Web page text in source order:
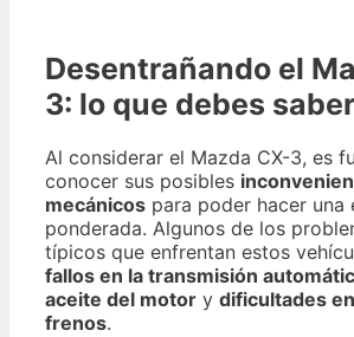
Desentrañando el
3: lo que debes saber
Al considerar el Mazda CX-3, es
conocer sus posibles
mecánicos para poder hacer una
ponderada. Algunos de los
típicos que enfrentan estos
fallos en la transmisión
aceite del motor y dificultades
frenos.